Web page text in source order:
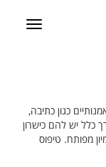
כגון כתיבה,
כלל יש להם כישרון
מפותח. טיפוס